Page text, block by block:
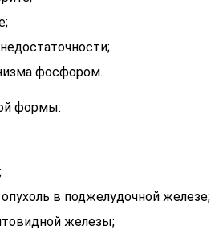
фосфором.
формы:
в поджелудочной железе;
железы;